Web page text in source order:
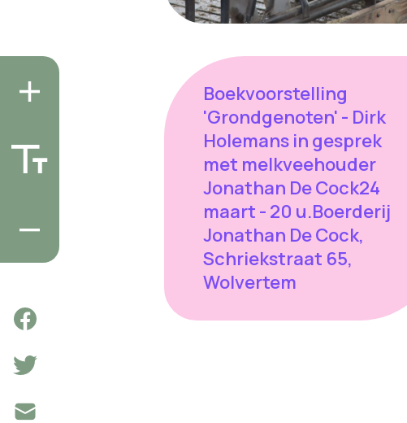
Boekvoorstelling
'Grondgenoten' - Dirk
Holemans in gesprek
met melkveehouder
Jonathan De Cock24
maart - 20 u.Boerderij
Jonathan De Cock,
Schriekstraat 65,
Wolvertem